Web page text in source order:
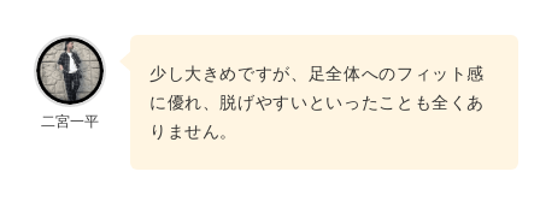
二宮一平
少し大きめですが、足全体へのフィット感
に優れ、脱げやすいといったことも全くあ
りません。